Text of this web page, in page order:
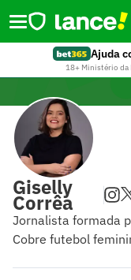
Ajuda
18+ Ministério da
Giselly
Corrêa
Jornalista formada
Cobre futebol